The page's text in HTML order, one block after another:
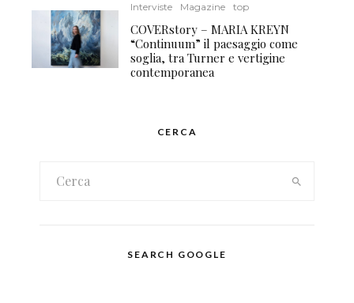
Interviste Magazine top
COVERstory – MARIA KREYN
“Continuum” il paesaggio come
soglia, tra Turner e vertigine
contemporanea
CERCA
SEARCH GOOGLE